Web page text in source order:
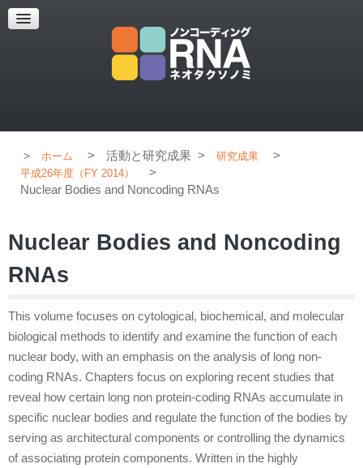
超解像顕微鏡
超解像顕微鏡の紹介
ホーム > 活動と研究成果 > 研究成果 >
平成26年度（FY 2014）
>
Nuclear Bodies and Noncoding RNAs
Nuclear Bodies and Noncoding
RNAs
This volume focuses on cytological, biochemical, and molecular
biological methods to identify and examine the function of each
nuclear body, with an emphasis on the analysis of long non-
coding RNAs. Chapters focus on exploring recent studies that
reveal how certain long non protein-coding RNAs accumulate in
specific nuclear bodies and regulate the function of the bodies by
serving as architectural components or controlling the dynamics
of associating protein components. Written in the highly